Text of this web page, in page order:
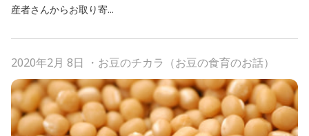
産者さんからお取り寄...
2020年2月 8日 ・ お豆のチカラ（お豆の食育のお話）